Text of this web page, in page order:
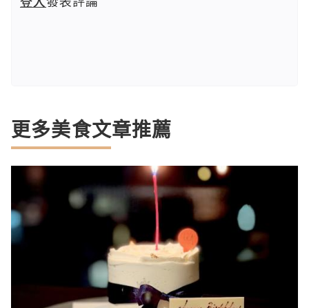
更多美食文章推薦